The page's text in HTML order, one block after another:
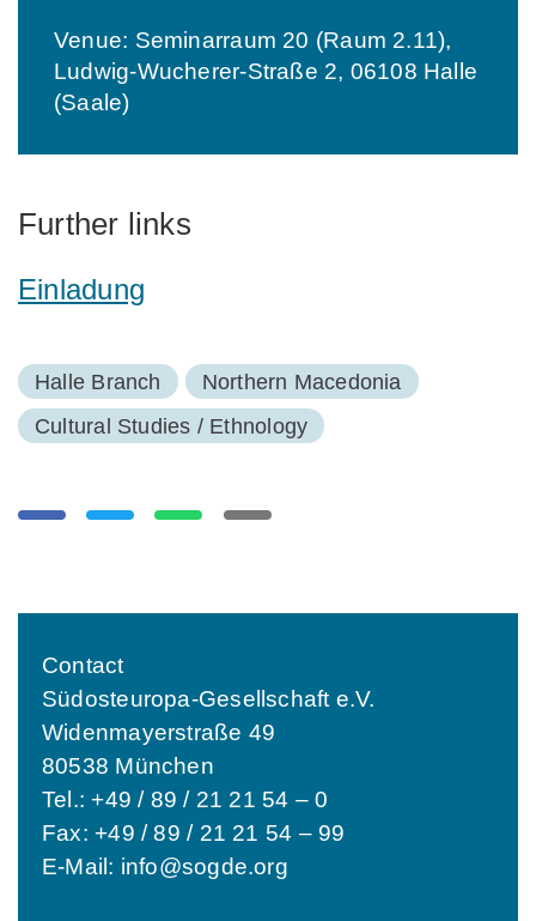
Venue: Seminarraum 20 (Raum 2.11),
Ludwig-Wucherer-Straße 2, 06108 Halle
(Saale)
Further links
Einladung
Halle Branch
Northern Macedonia
Cultural Studies / Ethnology
Contact
Südosteuropa-Gesellschaft e.V.
Widenmayerstraße 49
80538 München
Tel.: +49 / 89 / 21 21 54 – 0
Fax: +49 / 89 / 21 21 54 – 99
E-Mail: info@sogde.org